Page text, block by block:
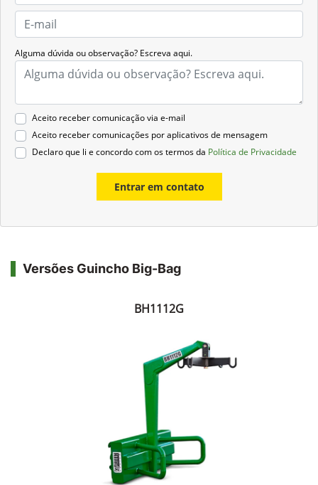
Alguma dúvida ou observação? Escreva aqui.
Aceito receber comunicação via e-mail
Aceito receber comunicações por aplicativos de mensagem
Declaro que li e concordo com os termos da Política de Privacidade
Entrar em contato
Versões Guincho Big-Bag
BH1112G